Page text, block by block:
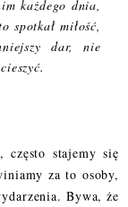
każdego dnia,
spotkał miłość,
dar, nie
często stajemy się
za to osoby,
Bywa, że